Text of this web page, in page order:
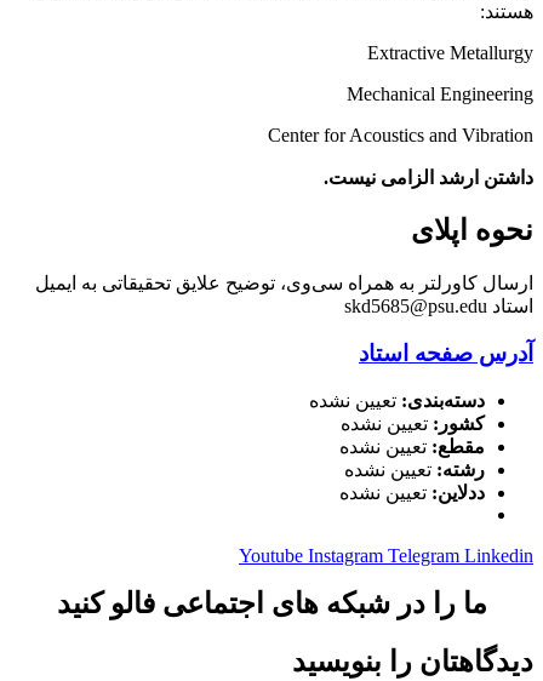
هستند:
Extractive Metallurgy
Mechanical Engineering
Center for Acoustics and Vibration
داشتن ارشد الزامی نیست.
نحوه اپلای
ارسال کاورلتر به همراه سی‌وی، توضیح علایق تحقیقاتی به ایمیل
استاد skd5685@psu.edu
آدرس صفحه استاد
دسته‌بندی: تعیین نشده
کشور: تعیین نشده
مقطع: تعیین نشده
رشته: تعیین نشده
ددلاین: تعیین نشده
Youtube Instagram Telegram Linkedin
ما را در شبکه های اجتماعی فالو کنید
دیدگاهتان را بنویسید